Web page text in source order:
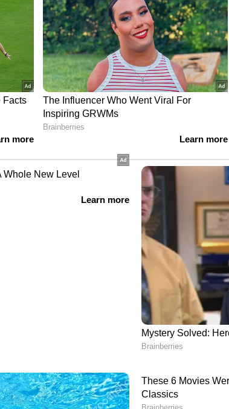
മാത്രം പരീക്ഷണങ്ങള്‍ നടത്തുന്നതാണ്
പറയരുത്; ചര്‍മ്മം ചെറുപ്പമായിരിക്കാന്‍